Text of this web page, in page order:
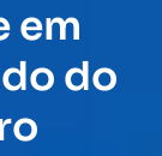
em
do